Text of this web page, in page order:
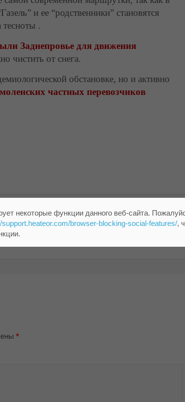
и ее “родственники” становятся
тесноты .
Заднепровье для движения
чистить от снега.
обстановке, но и активно
частных перевозчиков
В Смоленске запланировали реконструкцию
*
некоторые функции данного веб-сайта.
support.heateor.com/browser-blocking-social-features/,